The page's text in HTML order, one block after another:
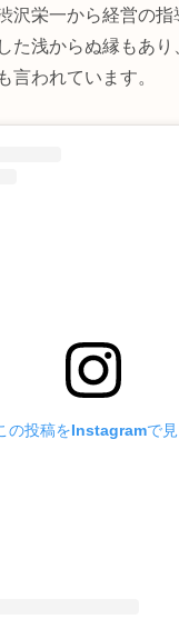
沢栄一から経営の
た浅からぬ縁もあり
言われています。
の投稿をInstagramで見